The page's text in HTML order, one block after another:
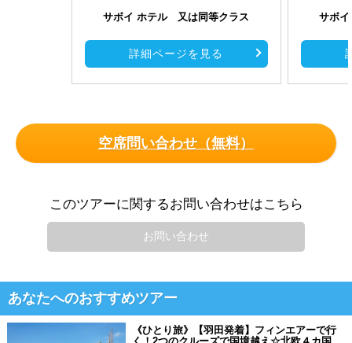
サボイ ホテル 又は同等クラス
詳細ページを見る
サボ
空席問い合わせ（無料）
このツアーに関するお問い合わせはこちら
お問い合わせ
あなたへのおすすめツアー
《ひとり旅》【羽田発着】フィンエアーで行